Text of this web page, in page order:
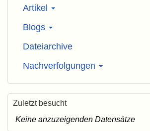
Artikel
Blogs
Dateiarchive
Nachverfolgungen
Zuletzt besucht
Keine anzuzeigenden Datensätze